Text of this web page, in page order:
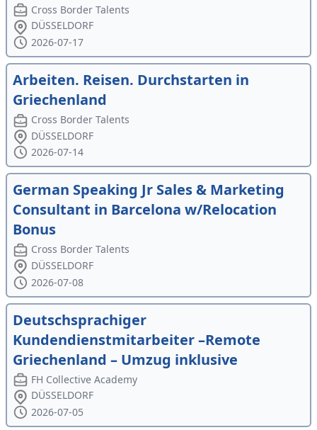
Cross Border Talents
DÜSSELDORF
2026-07-17
Arbeiten. Reisen. Durchstarten in
Griechenland
Cross Border Talents
DÜSSELDORF
2026-07-14
German Speaking Jr Sales & Marketing
Consultant in Barcelona w/Relocation
Bonus
Cross Border Talents
DÜSSELDORF
2026-07-08
Deutschsprachiger
Kundendienstmitarbeiter –Remote
Griechenland – Umzug inklusive
FH Collective Academy
DÜSSELDORF
2026-07-05